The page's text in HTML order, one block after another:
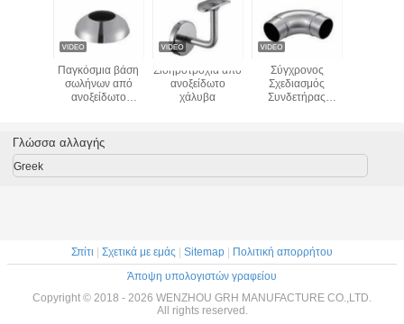
Παγκόσμια βάση
σωλήνων από
ανοξείδωτο
Σιδηροτροχιά από
ανοξείδωτο
χάλυβα
Σύγχρονος
Σχεδιασμός
Συνδετήρας
Χάλυβα για
Μπαλκόνια,
Γλώσσα αλλαγής
Greek
Σπίτι | Σχετικά με εμάς | Sitemap | Πολιτική απορρήτου
Άποψη υπολογιστών γραφείου
Copyright © 2018 - 2026 WENZHOU GRH MANUFACTURE CO.,LTD.
All rights reserved.